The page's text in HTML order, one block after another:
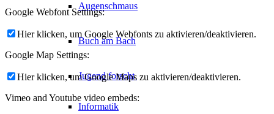
Augenschmaus
Buch am Bach
Jugend forscht
Informatik
Google Webfont Settings:
Hier klicken, um Google Webfonts zu aktivieren/deaktivieren.
Google Map Settings:
Hier klicken, um Google Maps zu aktivieren/deaktivieren.
Vimeo and Youtube video embeds: